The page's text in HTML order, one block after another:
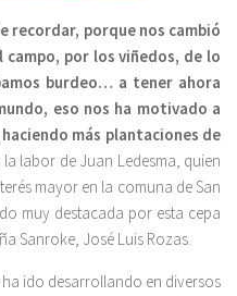
recordar, porque nos cambió
por los viñedos, de lo
burdeo… a tener ahora
eso nos ha motivado a
más plantaciones de
labor de Juan Ledesma, quien
mayor en la comuna de San
muy destacada por esta cepa
Sanroke, José Luis Rozas.
ido desarrollando en diversos